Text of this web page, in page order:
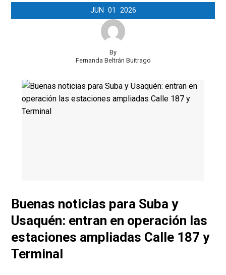
JUN 01 2026
By
Fernanda Beltrán Buitrago
Buenas noticias para Suba y
Usaquén: entran en operación las
estaciones ampliadas Calle 187 y
Terminal